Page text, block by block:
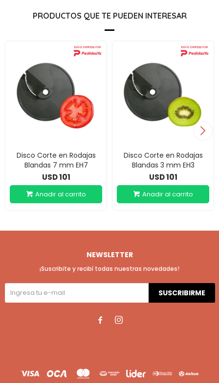
PRODUCTOS QUE TE PUEDEN INTERESAR
Disco Corte en Rodajas
Blandas 7 mm EH7
USD101
Disco Corte en Rodajas
Blandas 3 mm EH3
USD101
NEWSLETTER
¡Suscribite y recibí todas nuestras novedades!
SUSCRIBIRME
 